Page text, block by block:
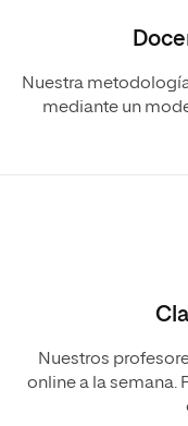
Nuestra
mediante un
Nuestros
online a la semana.